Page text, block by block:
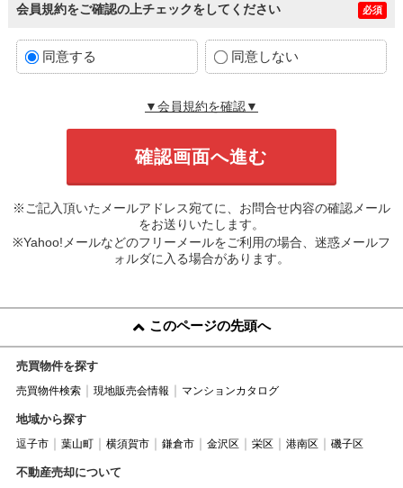
会員規約をご確認の上チェックをしてください 必須
同意する 同意しない
▼会員規約を確認▼
※ご記入頂いたメールアドレス宛てに、お問合せ内容の確認メール
をお送りいたします。
※Yahoo!メールなどのフリーメールをご利用の場合、迷惑メールフ
ォルダに入る場合があります。
このページの先頭へ
売買物件を探す
売買物件検索 現地販売会情報 マンションカタログ
地域から探す
逗子市 葉山町 横須賀市 鎌倉市 金沢区 栄区 港南区 磯子区
不動産売却について